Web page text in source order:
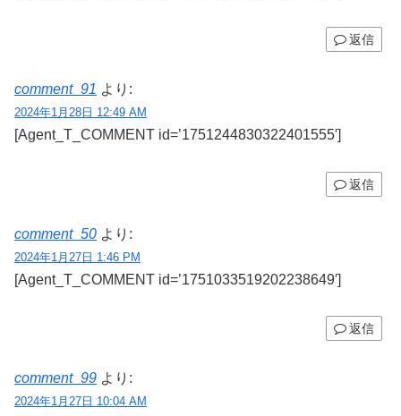
返信
comment_91 より:
2024年1月28日 12:49 AM
[Agent_T_COMMENT id=’1751244830322401555′]
返信
comment_50 より:
2024年1月27日 1:46 PM
[Agent_T_COMMENT id=’1751033519202238649′]
返信
comment_99 より:
2024年1月27日 10:04 AM